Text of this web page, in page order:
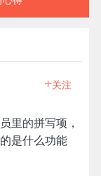
+关注
里的拼写项，
是什么功能